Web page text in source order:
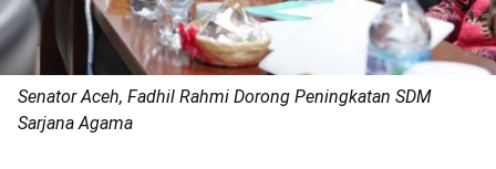
Senator Aceh, Fadhil Rahmi Dorong Peningkatan SDM
Sarjana Agama